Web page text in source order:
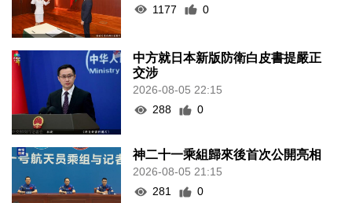
1177
0
中方就日本新版防衛白皮書提嚴正
交涉
2026-08-05 22:15
288
0
神二十一乘組歸來後首次公開亮相
2026-08-05 21:15
281
0